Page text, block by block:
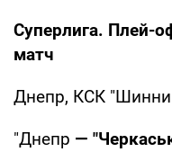
Суперлига. Плей-
матч
Днепр, КСК
"Днепр —